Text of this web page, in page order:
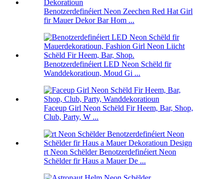
Benotzerdefinéiert Neon Zeechen Red Hat Girl
fir Mauer Dekor Bar Hom ...
Benotzerdefinéiert LED Neon Schëld fir
Wanddekoratioun, Moud Gi ...
Faceup Girl Neon Schëld Fir Heem, Bar, Shop,
Club, Party, W ...
rt Neon Schëlder Benotzerdefinéiert Neon
Schëlder fir Haus a Mauer De ...